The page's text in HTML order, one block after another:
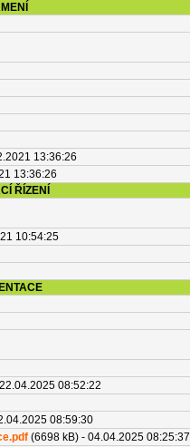
13:36:26
13:36:26
ŘÍZENÍ
10:54:25
08:52:22
08:59:30
(6698 kB) - 04.04.2025 08:25:37